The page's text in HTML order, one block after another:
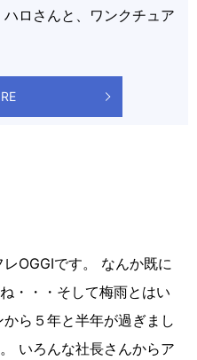
ロさんと、ワンクチュア
OGGIです。 なんか既に
・・・そして梅雨とはい
ら５年と半年が過ぎまし
いろんな社長さんからア